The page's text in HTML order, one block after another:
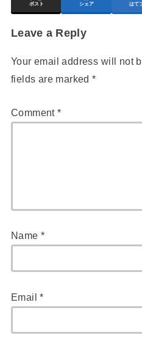
ポスト シェア はて
Leave a Reply
Your email address will not
fields are marked*
Comment*
Name *
Email*